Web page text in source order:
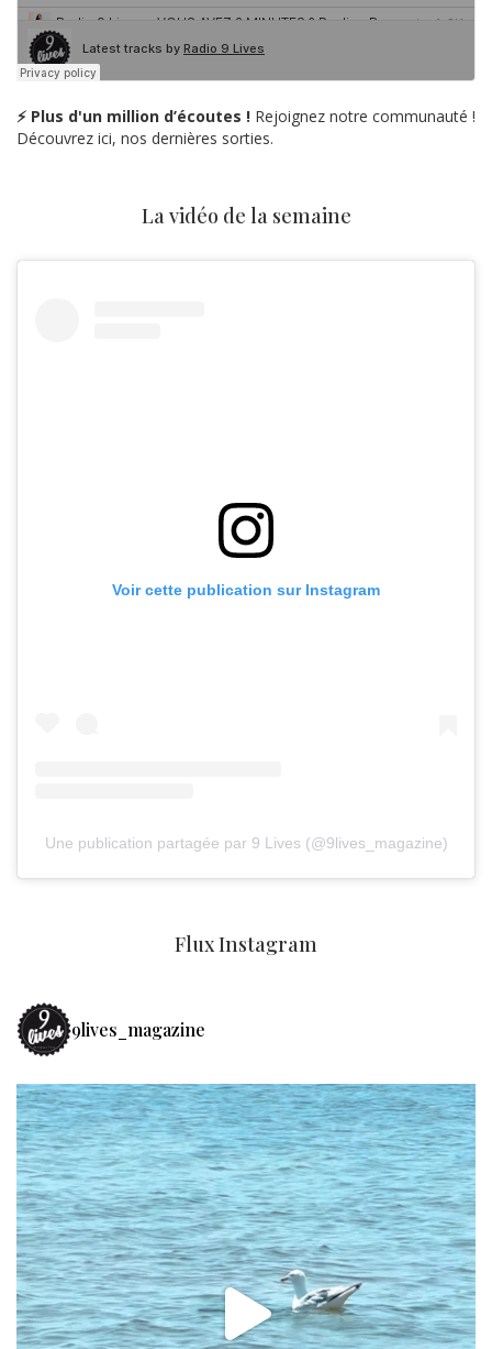
⚡ Plus d'un million d’écoutes ! Rejoignez notre communauté !
Découvrez ici, nos dernières sorties.
La vidéo de la semaine
Voir cette publication sur Instagram
Une publication partagée par 9 Lives (@9lives_magazine)
Flux Instagram
9lives_magazine